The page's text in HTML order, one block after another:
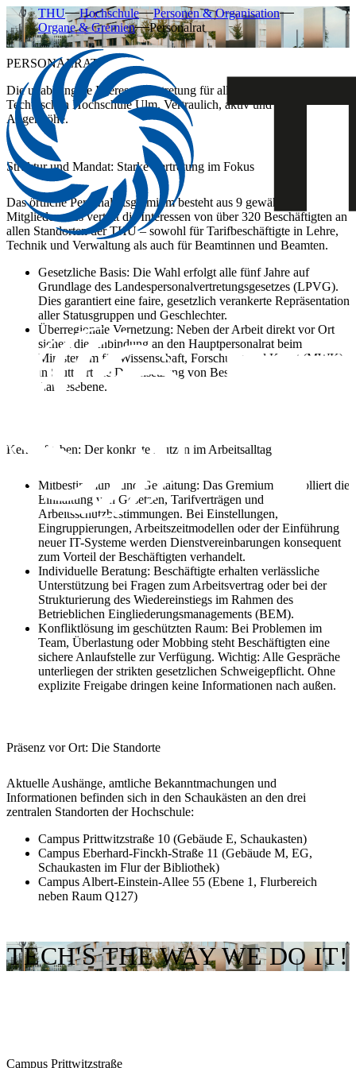
THU Hochschule
Personen & Organisation
Organe & Gremien
Personalrat
PERSONALRAT
Die unabhängige Interessenvertretung für alle Beschäftigten der
Technischen Hochschule Ulm. Vertraulich, aktiv und auf
Augenhöhe.
Struktur und Mandat: Starke Vertretung im Fokus
Das örtliche Personalratsgremium besteht aus 9 gewählten
Mitgliedern. Es vertritt die Interessen von über320 Beschäftigten an
allen Standorten der THU – sowohl für Tarifbeschäftigte in Lehre,
Technik und Verwaltung als auch für Beamtinnen und Beamten.
Gesetzliche Basis: Die Wahl erfolgt alle fünf Jahre auf
Grundlage des Landespersonalvertretungsgesetzes (LPVG).
Dies garantiert eine faire, gesetzlich verankerte Repräsentation
aller Statusgruppen und Geschlechter.
Überregionale Vernetzung: Neben der Arbeit direkt vor Ort
sichert die Anbindung an den Hauptpersonalrat beim
Ministerium für Wissenschaft, Forschung und Kunst (MWK)
in Stuttgart die Durchsetzung von Beschäftigteninteressen auf
Landesebene.
Kernaufgaben: Der konkrete Nutzen im Arbeitsalltag
Mitbestimmung und Gestaltung: Das Gremium kontrolliert die
Einhaltung von Gesetzen, Tarifverträgen und
Arbeitsschutzbestimmungen. Bei Einstellungen,
Eingruppierungen, Arbeitszeitmodellen oder der Einführung
neuer IT-Systeme werden Dienstvereinbarungen konsequent
zum Vorteil der Beschäftigten verhandelt.
Individuelle Beratung: Beschäftigte erhalten verlässliche
Unterstützung bei Fragen zum Arbeitsvertrag oder bei der
Strukturierung des Wiedereinstiegs im Rahmen des
Betrieblichen Eingliederungsmanagements (BEM).
Konfliktlösung im geschützten Raum: Bei Problemen im
Team, Überlastung oder Mobbing steht Beschäftigten eine
sichere Anlaufstelle zur Verfügung. Wichtig: Alle Gespräche
unterliegen der strikten gesetzlichen Schweigepflicht. Ohne
explizite Freigabe dringen keine Informationen nach außen.
Präsenz vor Ort: Die Standorte
Aktuelle Aushänge, amtliche Bekanntmachungen und
Informationen befinden sich in den Schaukästen an den drei
zentralen Standorten der Hochschule:
Campus Prittwitzstraße 10 (Gebäude E, Schaukasten)
Campus Eberhard-Finckh-Straße 11 (Gebäude M, EG,
Schaukasten im Flur der Bibliothek)
Campus Albert-Einstein-Allee 55 (Ebene 1, Flurbereich
neben Raum Q127)
TECH'S THE WAY WE DO IT!
Campus Prittwitzstraße